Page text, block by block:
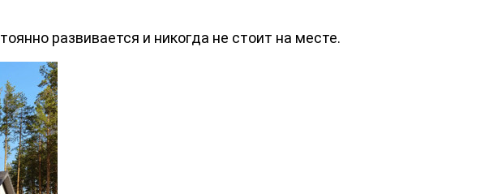
развивается и никогда не стоит на месте.